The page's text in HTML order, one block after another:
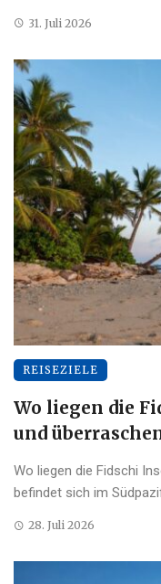
31. Juli 2026
REISEZIELE
Wo liegen die
und
Wo liegen die Fidschi
befindet sich im
28. Juli 2026